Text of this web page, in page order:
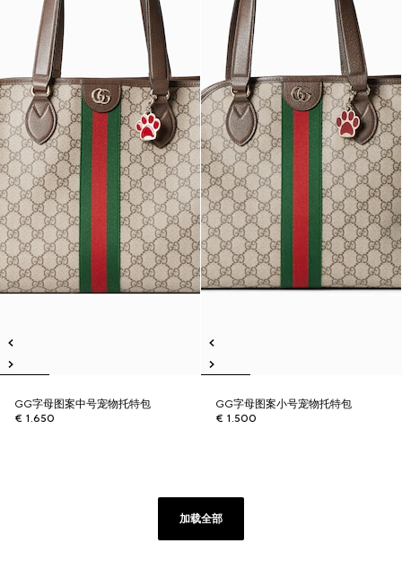
GG字母图案中号宠物托特包
€ 1.650
GG字母图案小号宠物托特包
€ 1.500
加载全部